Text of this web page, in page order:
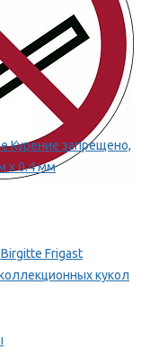
Курение запрещено,
х 0.4 мм
Frigast
кукол